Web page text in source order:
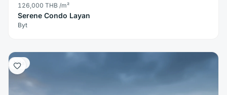
126,000 THB /m²
Serene Condo Layan
Byt
Vila